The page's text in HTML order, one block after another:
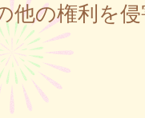
他の権利を